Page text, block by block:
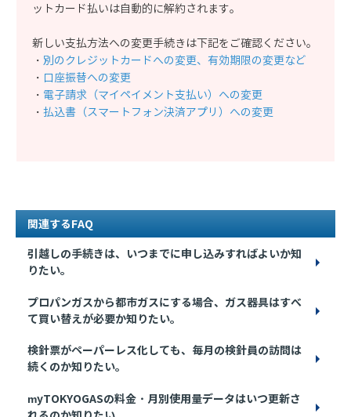
ットカード払いは自動的に解約されます。
新しい支払方法への変更手続きは下記をご確認ください。
・ 別のクレジットカードへの変更、有効期限の変更など
・ 口座振替への変更
・ 電子請求（マイペイメント支払い）への変更
・ 払込書（スマートフォン決済アプリ）への変更
関連するFAQ
引越しの手続きは、いつまでに申し込みすればよいか知
りたい。
プロパンガスから都市ガスにする場合、ガス器具はすべ
て買い替えが必要か知りたい。
検針票がペーパーレス化しても、毎月の検針員の訪問は
続くのか知りたい。
myTOKYOGASの料金・月別使用量データはいつ更新さ